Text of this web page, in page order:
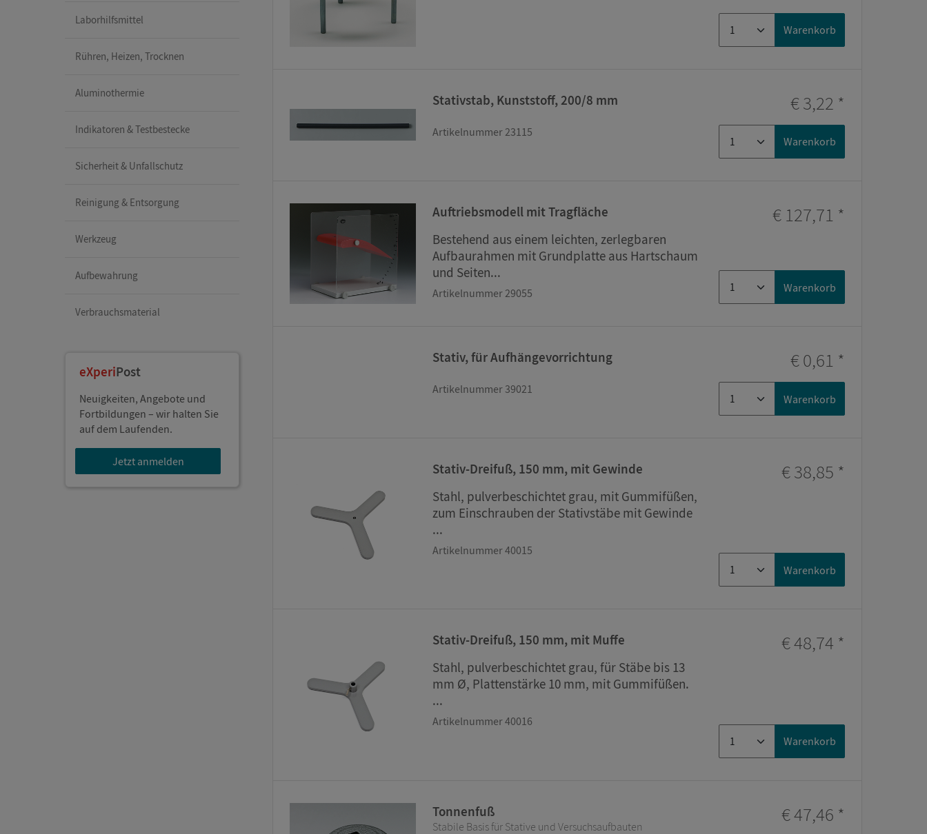
Laborhilfsmittel
Rühren, Heizen, Trocknen
Aluminothermie
Indikatoren & Testbestecke
Sicherheit & Unfallschutz
Reinigung & Entsorgung
Werkzeug
Aufbewahrung
Verbrauchsmaterial
eXperiPost
Neuigkeiten, Angebote und
Fortbildungen – wir halten Sie
auf dem Laufenden.
Jetzt anmelden
Warenkorb
Stativstab, Kunststoff, 200/8 mm
Artikelnummer 23115
€ 3,22 *
Warenkorb
Auftriebsmodell mit Tragfläche
Bestehend aus einem leichten, zerlegbaren
Aufbaurahmen mit Grundplatte aus Hartschaum
und Seiten...
Artikelnummer 29055
€ 127,71 *
Warenkorb
Stativ, für Aufhängevorrichtung
Artikelnummer 39021
€ 0,61 *
Warenkorb
Stativ-Dreifuß, 150 mm, mit Gewinde
Stahl, pulverbeschichtet grau, mit Gummifüßen,
zum Einschrauben der Stativstäbe mit Gewinde
...
Artikelnummer 40015
€ 38,85 *
Warenkorb
Stativ-Dreifuß, 150 mm, mit Muffe
Stahl, pulverbeschichtet grau, für Stäbe bis 13
mm Ø, Plattenstärke 10 mm, mit Gummifüßen.
...
Artikelnummer 40016
€ 48,74 *
Warenkorb
Tonnenfuß
Stabile Basis für Stative und Versuchsaufbauten
€ 47,46 *